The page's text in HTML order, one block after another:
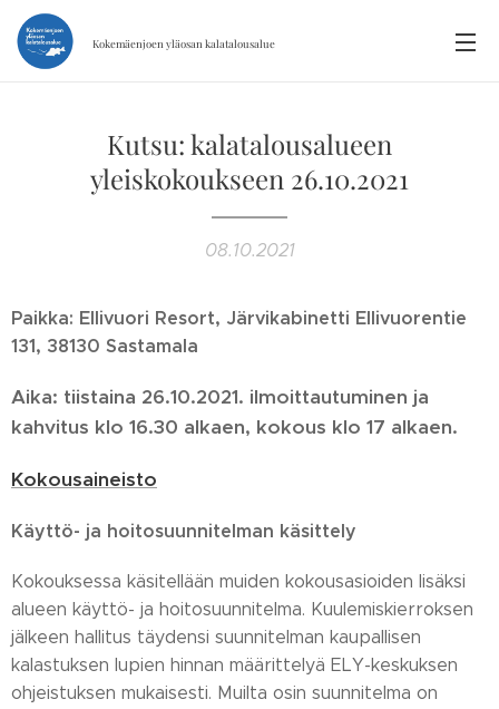
Kokemäenjoen yläosan kalatalousalue
Kutsu: kalatalousalueen
yleiskokoukseen 26.10.2021
08.10.2021
Paikka: Ellivuori Resort, Järvikabinetti Ellivuorentie
131, 38130 Sastamala
Aika: tiistaina 26.10.2021. ilmoittautuminen ja
kahvitus klo 16.30 alkaen, kokous klo 17 alkaen.
Kokousaineisto
Käyttö- ja hoitosuunnitelman käsittely
Kokouksessa käsitellään muiden kokousasioiden lisäksi
alueen käyttö- ja hoitosuunnitelma. Kuulemiskierroksen
jälkeen hallitus täydensi suunnitelman kaupallisen
kalastuksen lupien hinnan määrittelyä ELY-keskuksen
ohjeistuksen mukaisesti. Muilta osin suunnitelma on